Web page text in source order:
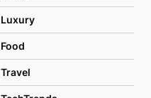
Luxury
Food
Travel